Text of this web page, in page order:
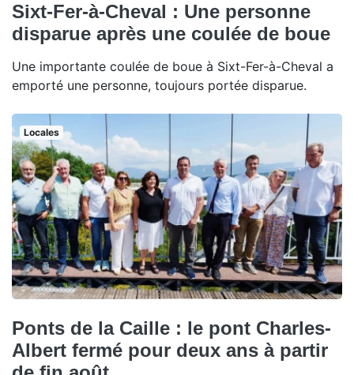
Sixt-Fer-à-Cheval : Une personne
disparue après une coulée de boue
Une importante coulée de boue à Sixt-Fer-à-Cheval a
emporté une personne, toujours portée disparue.
Locales
Ponts de la Caille : le pont Charles-
Albert fermé pour deux ans à partir